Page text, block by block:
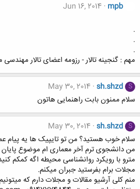
mpb
Jun 16, 2014
.
.
.
مهم : گنجینه تالار - رزومه اعضای تالار
S
sh.shzd
May 30, 2014
سلام ممنون بابت راهنمایی هاتون
S
sh.shzd
May 30, 2014
سلام خوب هستید؟ من تو تایپیک ها یه پیام
من دانشجوی ترم آخر معماری ام موضوع پایان
مترو با رویکرد روانشناسی محیطه اگه کمکم
مجلات برام بفرستید جبران میکنم.
منم کلی آرشیو مقالات و مجلات دارم که